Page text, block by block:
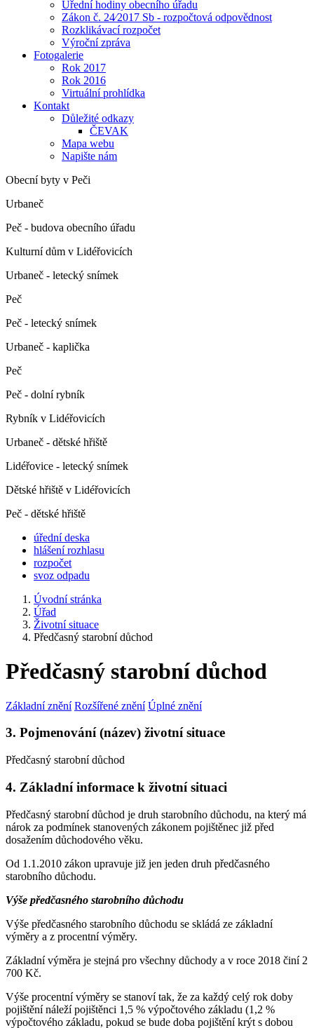
Úřední hodiny obecního úřadu
Zákon č. 24⁄2017 Sb - rozpočtová odpovědnost
Rozklikávací rozpočet
Výroční zpráva
Fotogalerie
Rok 2017
Rok 2016
Virtuální prohlídka
Kontakt
Důležité odkazy
ČEVAK
Mapa webu
Napište nám
Obecní byty v Peči
Urbaneč
Peč - budova obecního úřadu
Kulturní dům v Lidéřovicích
Urbaneč - letecký snímek
Peč
Peč - letecký snímek
Urbaneč - kaplička
Peč
Peč - dolní rybník
Rybník v Lidéřovicích
Urbaneč - dětské hřiště
Lidéřovice - letecký snímek
Dětské hřiště v Lidéřovicích
Peč - dětské hřiště
úřední deska
hlášení rozhlasu
rozpočet
svoz odpadu
Úvodní stránka
Úřad
Životní situace
Předčasný starobní důchod
Předčasný starobní důchod
Základní znění Rozšířené znění Úplné znění
3. Pojmenování (název) životní situace
Předčasný starobní důchod
4. Základní informace k životní situaci
Předčasný starobní důchod je druh starobního důchodu, na který má
nárok za podmínek stanovených zákonem pojištěnec již před
dosažením důchodového věku.
Od 1.1.2010 zákon upravuje již jen jeden druh předčasného
starobního důchodu.
Výše předčasného starobního důchodu
Výše předčasného starobního důchodu se skládá ze základní
výměry a z procentní výměry.
Základní výměra je stejná pro všechny důchody a v roce 2018 činí 2
700 Kč.
Výše procentní výměry se stanoví tak, že za každý celý rok doby
pojištění náleží pojištěnci 1,5 % výpočtového základu (1,2 %
výpočtového základu, pokud se bude doba pojištění krýt s dobou